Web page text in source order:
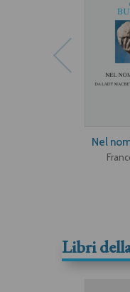
Nel
Libri